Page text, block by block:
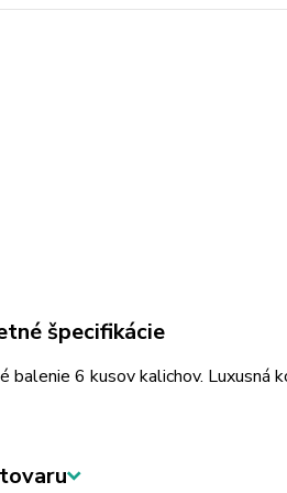
špecifikácie
balenie 6 kusov kalichov. Luxusná